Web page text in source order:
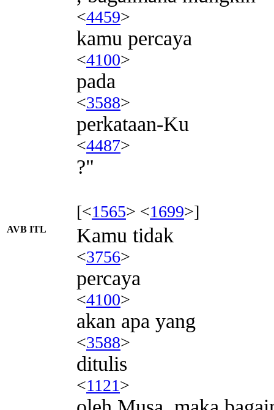
<4459>
kamu percaya
<4100>
pada
<3588>
perkataan-Ku
<4487>
?"
[<1565> <1699>]
AVB ITL Kamu tidak
<3756>
percaya
<4100>
akan apa yang
<3588>
ditulis
<1121>